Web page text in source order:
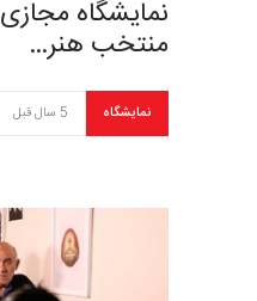
نمایشگاه مجازی
منتخب هنر…
نمایشگاه 5 سال قبل